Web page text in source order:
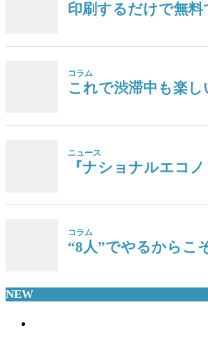
印刷するだけで無
コラム
これで渋滞中も楽
ニュース
『ナショナルエコ
コラム
“8人”でやるからこ
NEW